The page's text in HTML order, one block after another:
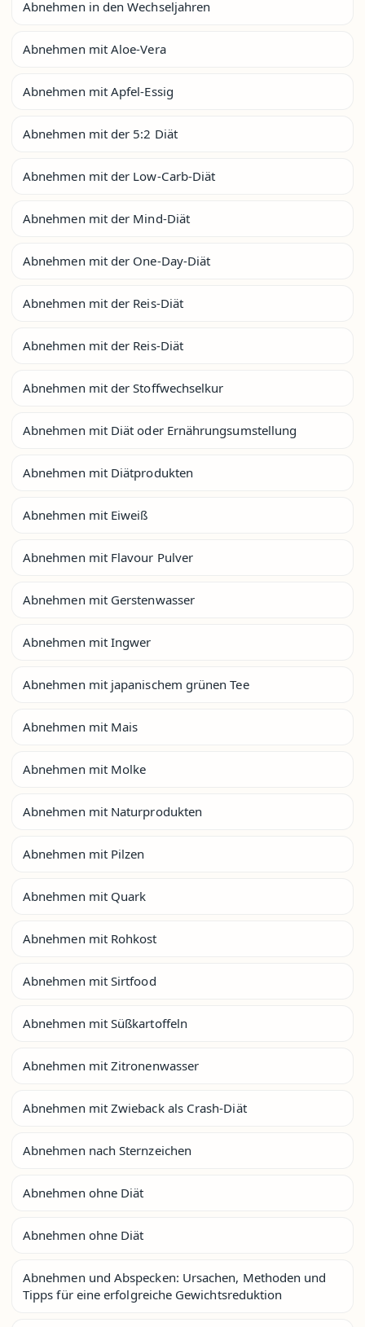
Abnehmen in den Wechseljahren
Abnehmen mit Aloe-Vera
Abnehmen mit Apfel-Essig
Abnehmen mit der 5:2 Diät
Abnehmen mit der Low-Carb-Diät
Abnehmen mit der Mind-Diät
Abnehmen mit der One-Day-Diät
Abnehmen mit der Reis-Diät
Abnehmen mit der Reis-Diät
Abnehmen mit der Stoffwechselkur
Abnehmen mit Diät oder Ernährungsumstellung
Abnehmen mit Diätprodukten
Abnehmen mit Eiweiß
Abnehmen mit Flavour Pulver
Abnehmen mit Gerstenwasser
Abnehmen mit Ingwer
Abnehmen mit japanischem grünen Tee
Abnehmen mit Mais
Abnehmen mit Molke
Abnehmen mit Naturprodukten
Abnehmen mit Pilzen
Abnehmen mit Quark
Abnehmen mit Rohkost
Abnehmen mit Sirtfood
Abnehmen mit Süßkartoffeln
Abnehmen mit Zitronenwasser
Abnehmen mit Zwieback als Crash-Diät
Abnehmen nach Sternzeichen
Abnehmen ohne Diät
Abnehmen ohne Diät
Abnehmen und Abspecken: Ursachen, Methoden und
Tipps für eine erfolgreiche Gewichtsreduktion